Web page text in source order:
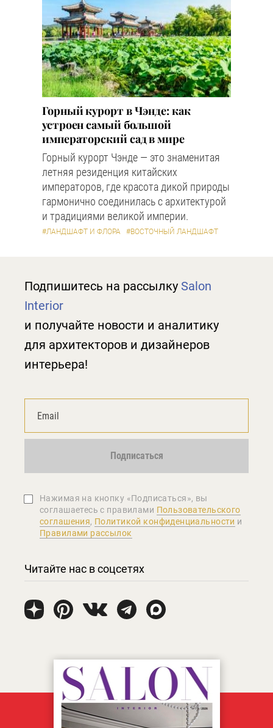
Горный курорт в Чэнде: как
устроен самый большой
императорский сад в мире
Горный курорт Чэнде — это знаменитая
летняя резиденция китайских
императоров, где красота дикой природы
гармонично соединилась с архитектурой
и традициями великой империи.
#ЛАНДШАФТ И ФЛОРА #ВОСТОЧНЫЙ ЛАНДШАФТ
Подпишитесь на рассылку Salon
Interior
и получайте новости и аналитику
для архитекторов и дизайнеров
интерьера!
Подписаться
Нажимая на кнопку «Подписаться», вы
соглашаетеcь с правилами Пользовательского
соглашения, Политикой конфиденциальности и
Правилами рассылок
Читайте нас в соцсетях